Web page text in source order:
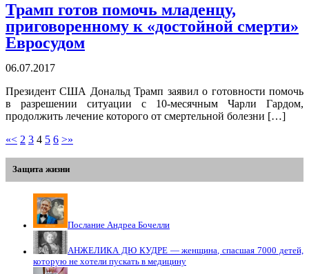
Трамп готов помочь младенцу,
приговоренному к «достойной смерти»
Евросудом
06.07.2017
Президент США Дональд Трамп заявил о готовности помочь
в разрешении ситуации с 10-месячным Чарли Гардом,
продолжить лечение которого от смертельной болезни […]
«< 2 3 4 5 6 >»
Защита жизни
Послание Андреа Бочелли
АНЖЕЛИКА ДЮ КУДРЕ — женщина, спасшая 7000 детей,
которую не хотели пускать в медицину